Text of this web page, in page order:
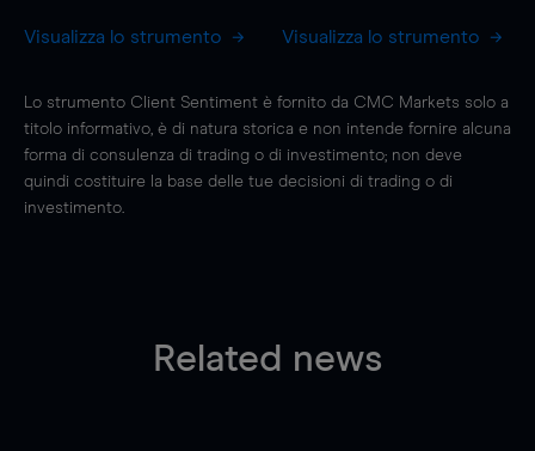
Visualizza lo strumento Visualizza lo strumento
Lo strumento Client Sentiment è fornito da CMC Markets solo a
titolo informativo, è di natura storica e non intende fornire alcuna
forma di consulenza di trading o di investimento; non deve
quindi costituire la base delle tue decisioni di trading o di
investimento.
Related news